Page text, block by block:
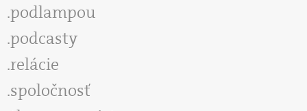
podlampou
podcasty
relácie
spoločnosť